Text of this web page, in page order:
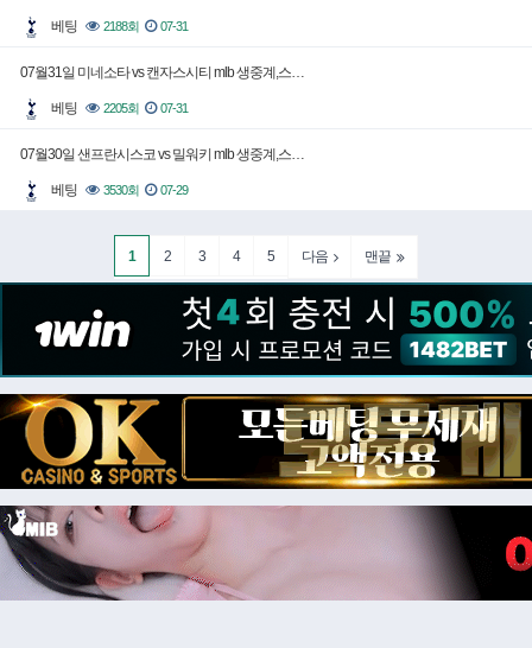
베팅 2188회 07-31
07월31일 미네소타 vs 캔자스시티 mlb 생중계,스…
베팅 2205회 07-31
07월30일 샌프란시스코 vs 밀워키 mlb 생중계,스…
베팅 3530회 07-29
1 2 3 4 5 다음 맨끝